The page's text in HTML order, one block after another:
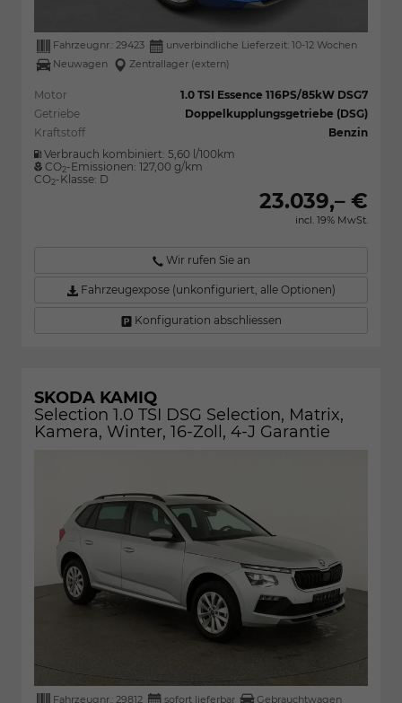
Fahrzeugnr.: 29423
unverbindliche Lieferzeit: 10-12 Wochen
Neuwagen
Zentrallager (extern)
Motor
1.0 TSI Essence 116PS/85kW DSG7
Getriebe
Doppelkupplungsgetriebe (DSG)
Kraftstoff
Benzin
Verbrauch kombiniert: 5,60 l/100km
CO2-Emissionen: 127,00 g/km
CO2-Klasse: D
23.039,– €
incl. 19% MwSt.
Wir rufen Sie an
Fahrzeugexpose (unkonfiguriert, alle Optionen)
Konfiguration abschliessen
SKODA KAMIQ
Selection 1.0 TSI DSG Selection, Matrix,
Kamera, Winter, 16-Zoll, 4-J Garantie
Fahrzeugnr.: 29812 sofort lieferbar Gebrauchtwagen